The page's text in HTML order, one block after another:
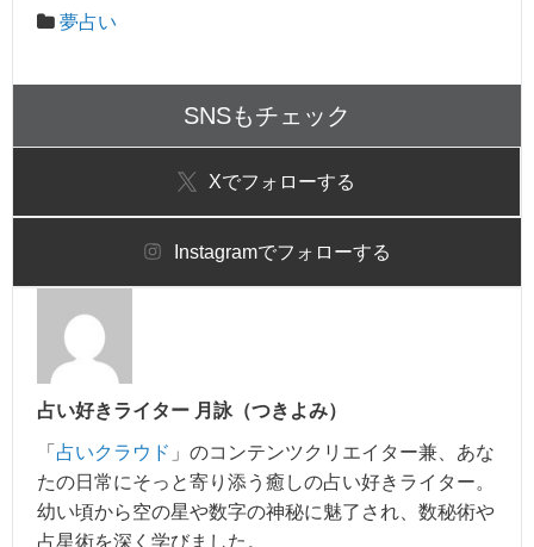
夢占い
SNSもチェック
Xでフォローする
Instagramでフォローする
占い好きライター 月詠（つきよみ）
「 占いクラウド 」のコンテンツクリエイター兼、あな
たの日常にそっと寄り添う癒しの占い好きライター。
幼い頃から空の星や数字の神秘に魅了され、数秘術や
占星術を深く学びました。